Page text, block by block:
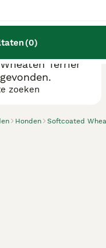
(0)
Honden Softcoated
Terriër
zoeken